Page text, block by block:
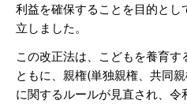
利益を確保することを目的と
立しました。
この改正法は、こどもを養育
ともに、親権(単独親権、共同
に関するルールが見直され、